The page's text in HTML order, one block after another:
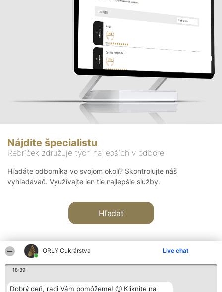
ORLY Cukrárstva Live chat
18:39
Dobrý deň, radi Vám pomôžeme! 🙂 Kliknite na
Nájdite špecialistu
Rebríček združuje tých najlepších v odbore
Hľadáte odborníka vo svojom okolí? Skontrolujte náš
vyhľadávač. Využívajte len tie najlepšie služby.
Hľadať
Organizátor hodnotenia Hodnotenie Kontakt